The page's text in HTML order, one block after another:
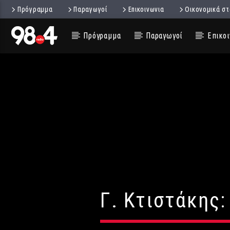
Πρόγραμμα Παραγωγοί Επικοινωνια Οικονομικά
Πρόγραμμα Παραγωγοί
Γ.